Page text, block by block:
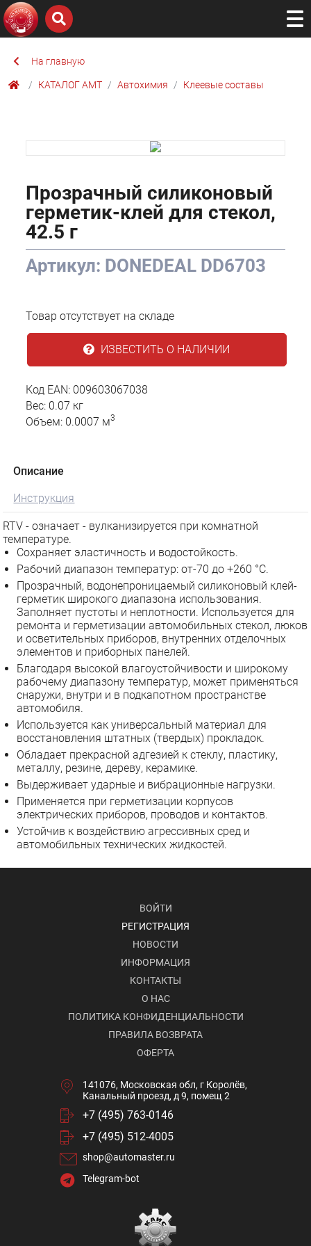
На главную
КАТАЛОГ AMТ Автохимия Клеевые составы
Прозрачный силиконовый
герметик-клей для стекол,
42.5 г
Артикул: DONEDEAL DD6703
Товар отсутствует на складе
ИЗВЕСТИТЬ О НАЛИЧИИ
Код EAN: 009603067038
Вес: 0.07 кг
Объем: 0.0007 м3
Описание
Инструкция
RTV - означает - вулканизируется при комнатной
температуре.
Сохраняет эластичность и водостойкость.
Рабочий диапазон температур: от-70 до +260 °С.
Прозрачный, водонепроницаемый силиконовый клей-
герметик широкого диапазона использования.
Заполняет пустоты и неплотности. Используется для
ремонта и герметизации автомобильных стекол, люков
и осветительных приборов, внутренних отделочных
элементов и приборных панелей.
Благодаря высокой влагоустойчивости и широкому
рабочему диапазону температур, может применяться
снаружи, внутри и в подкапотном пространстве
автомобиля.
Используется как универсальный материал для
восстановления штатных (твердых) прокладок.
Обладает прекрасной адгезией к стеклу, пластику,
металлу, резине, дереву, керамике.
Выдерживает ударные и вибрационные нагрузки.
Применяется при герметизации корпусов
электрических приборов, проводов и контактов.
Устойчив к воздействию агрессивных сред и
автомобильных технических жидкостей.
ВОЙТИ
РЕГИСТРАЦИЯ
НОВОСТИ
ИНФОРМАЦИЯ
КОНТАКТЫ
О НАС
ПОЛИТИКА КОНФИДЕНЦИАЛЬНОСТИ
ПРАВИЛА ВОЗВРАТА
ОФЕРТА
141076, Московская обл, г Королёв,
Канальный проезд, д 9, помещ 2
+7 (495) 763-0146
+7 (495) 512-4005
shop@automaster.ru
Telegram-bot